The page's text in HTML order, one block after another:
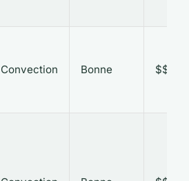
Convection Bonne $$$